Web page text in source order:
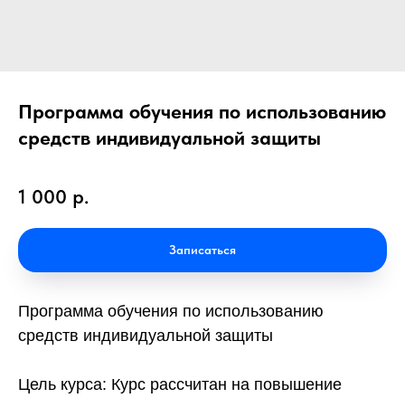
Программа обучения по использованию
средств индивидуальной защиты
1 000 р.
Записаться
Программа обучения по использованию
средств индивидуальной защиты
Цель курса: Курс рассчитан на повышение